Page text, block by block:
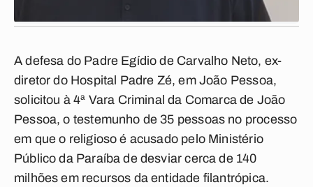
A defesa do Padre Egídio de Carvalho Neto, ex-
diretor do Hospital Padre Zé, em João Pessoa,
solicitou à 4ª Vara Criminal da Comarca de João
Pessoa, o testemunho de 35 pessoas no processo
em que o religioso é acusado pelo Ministério
Público da Paraíba de desviar cerca de 140
milhões em recursos da entidade filantrópica.